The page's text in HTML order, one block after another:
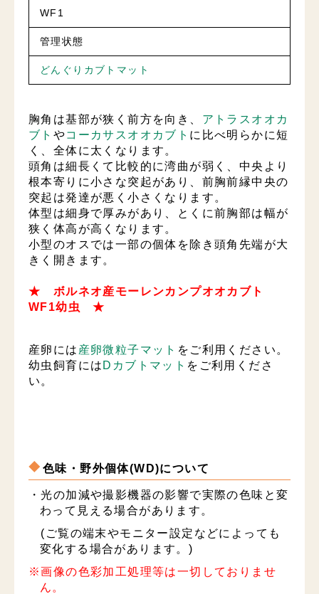
WF1
管理状態
どんぐりカブトマット
胸角は基部が狭く前方を向き、 アトラスオオカ
ブト やコーカサスオオカブト に比べ明らかに短
く、全体に太くなります。
頭角は細長くて比較的に湾曲が弱く、中央より
根本寄りに小さな突起があり、前胸前縁中央の
突起は発達が悪く小さくなります。
体型は細身で厚みがあり、とくに前胸部は幅が
狭く体高が高くなります。
小型のオスでは一部の個体を除き頭角先端が大
きく開きます。
★ ボルネオ産モーレンカンプオオカブト
WF1幼虫 ★
産卵には 産卵微粒子マット をご利用ください。
幼虫飼育には Dカブトマット をご利用くださ
い。
色味・野外個体(WD)について
・光の加減や撮影機器の影響で実際の色味と変
わって見える場合があります。
(ご覧の端末やモニター設定などによっても
変化する場合があります。)
※画像の色彩加工処理等は一切しておりませ
ん。